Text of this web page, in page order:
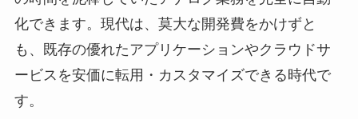
化できます。現代は、莫大な開発費をかけずと
も、既存の優れたアプリケーションやクラウドサ
ービスを安価に転用・カスタマイズできる時代で
す。